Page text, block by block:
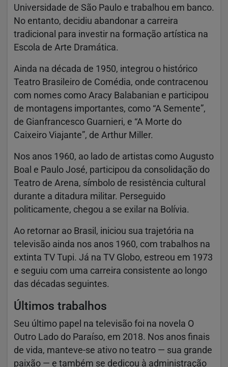
Universidade de São Paulo e trabalhou em banco.
No entanto, decidiu abandonar a carreira
tradicional para investir na formação artística na
Escola de Arte Dramática.
Ainda na década de 1950, integrou o histórico
Teatro Brasileiro de Comédia, onde contracenou
com nomes como Aracy Balabanian e participou
de montagens importantes, como “A Semente”,
de Gianfrancesco Guarnieri, e “A Morte do
Caixeiro Viajante”, de Arthur Miller.
Nos anos 1960, ao lado de artistas como Augusto
Boal e Paulo José, participou da consolidação do
Teatro de Arena, símbolo de resistência cultural
durante a ditadura militar. Perseguido
politicamente, chegou a se exilar na Bolívia.
Ao retornar ao Brasil, iniciou sua trajetória na
televisão ainda nos anos 1960, com trabalhos na
extinta TV Tupi. Já na TV Globo, estreou em 1973
e seguiu com uma carreira consistente ao longo
das décadas seguintes.
Últimos trabalhos
Seu último papel na televisão foi na novela O
Outro Lado do Paraíso, em 2018. Nos anos finais
de vida, manteve-se ativo no teatro — sua grande
paixão — e também se dedicou à administração